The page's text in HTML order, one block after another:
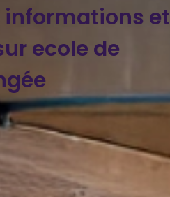
informations et
ecole de